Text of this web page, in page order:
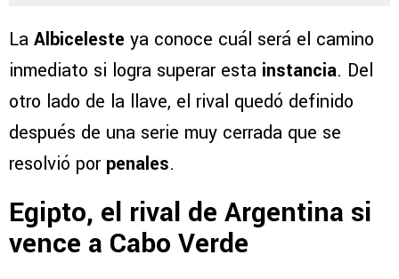
La Albiceleste ya conoce cuál será el camino
inmediato si logra superar esta instancia. Del
otro lado de la llave, el rival quedó definido
después de una serie muy cerrada que se
resolvió por penales.
Egipto, el rival de Argentina si
vence a Cabo Verde